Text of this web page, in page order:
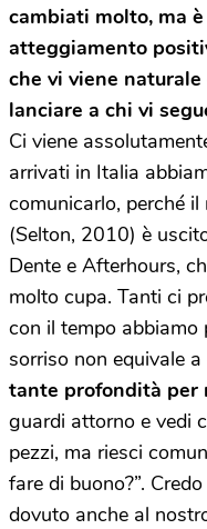
cambiati molto, ma
atteggiamento
che vi viene
lanciare a chi vi
Ci viene
arrivati in Italia
comunicarlo, perché
(Selton, 2010) è
Dente e Afterhours,
molto cupa. Tanti ci
con il tempo abbiamo
sorriso non equivale
tante profondità per
guardi attorno e vedi
pezzi, ma riesci
fare di buono?”.
dovuto anche al